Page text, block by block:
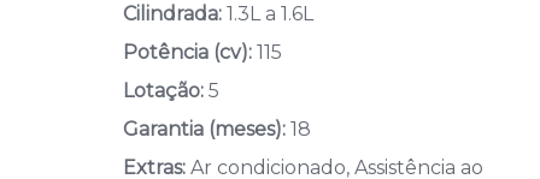
Cilindrada: 1.3L a 1.6L
Potência (cv): 115
Lotação: 5
Garantia (meses): 18
Extras: Ar condicionado, Assistência ao